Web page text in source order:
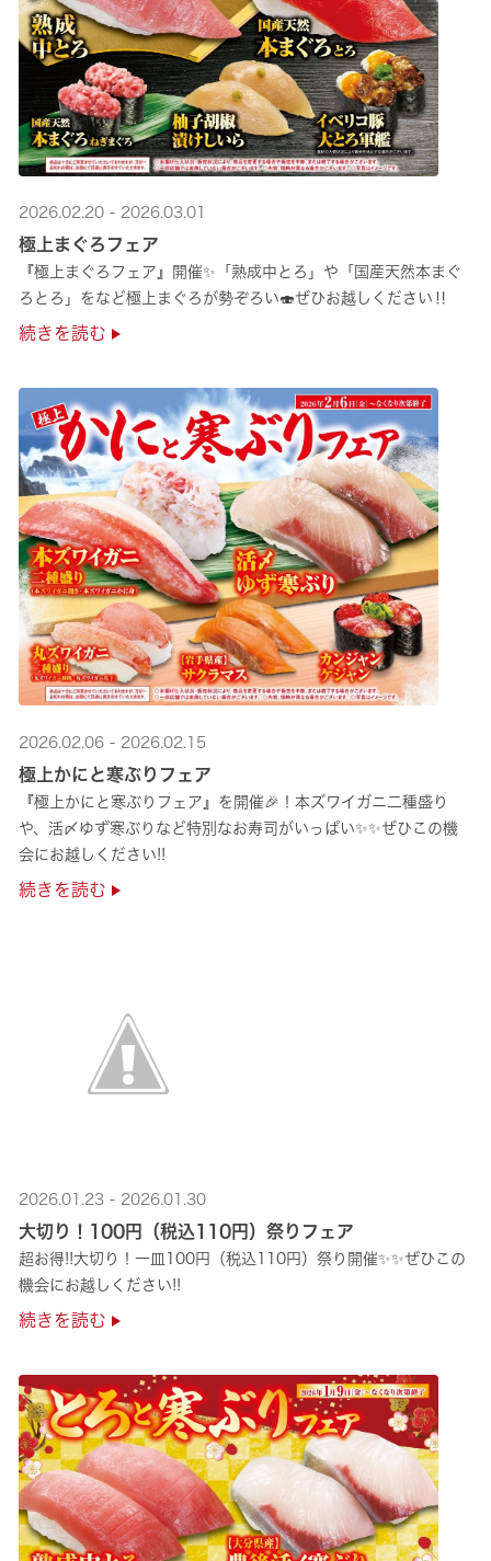
2026.02.20 - 2026.03.01
極上まぐろフェア
『極上まぐろフェア』開催✨「熟成中とろ」や「国産天然本まぐ
ろとろ」をなど極上まぐろが勢ぞろい🍣ぜひお越しください‼
続きを読む
2026.02.06 - 2026.02.15
極上かにと寒ぶりフェア
『極上かにと寒ぶりフェア』を開催🎉！本ズワイガニ二種盛り
や、活〆ゆず寒ぶりなど特別なお寿司がいっぱい✨✨ぜひこの機
会にお越しください!!
続きを読む
2026.01.23 - 2026.01.30
大切り！100円（税込110円）祭りフェア
超お得!!大切り！一皿100円（税込110円）祭り開催✨✨ぜひこの
機会にお越しください!!
続きを読む